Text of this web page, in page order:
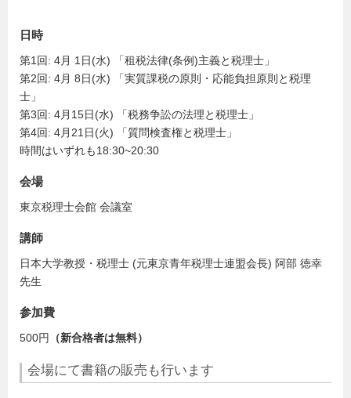
日時
第1回: 4月 1日(水) 「租税法律(条例)主義と税理士」
第2回: 4月 8日(水) 「実質課税の原則・応能負担原則と税理
士」
第3回: 4月15日(水) 「税務争訟の法理と税理士」
第4回: 4月21日(火) 「質問検査権と税理士」
時間はいずれも18:30~20:30
会場
東京税理士会館 会議室
講師
日本大学教授・税理士 (元東京青年税理士連盟会長) 阿部 徳幸
先生
参加費
500円 （新合格者は無料）
会場にて書籍の販売も行います